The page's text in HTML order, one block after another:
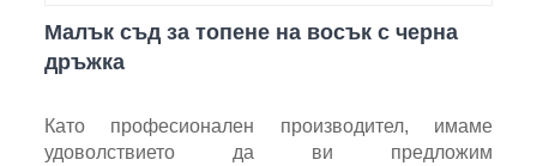
Малък съд за топене на восък с черна
дръжка
Като професионален производител, имаме
удоволствието да ви предложим